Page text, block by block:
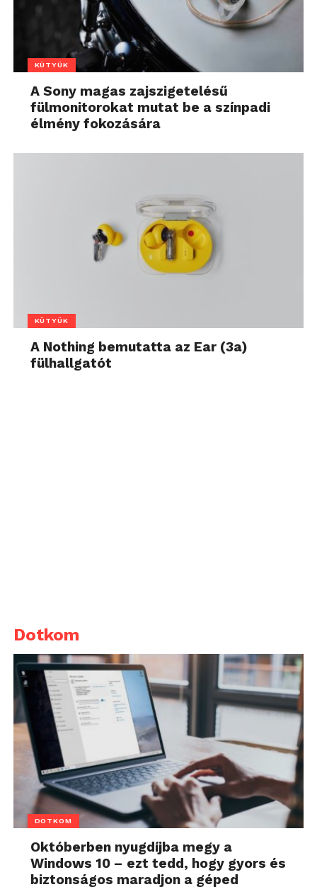
KÜTYÜK
A Sony magas zajszigetelésű
fülmonitorokat mutat be a színpadi
élmény fokozására
KÜTYÜK
A Nothing bemutatta az Ear (3a)
fülhallgatót
Dotkom
DOTKOM
Októberben nyugdíjba megy a
Windows 10 – ezt tedd, hogy gyors és
biztonságos maradjon a géped